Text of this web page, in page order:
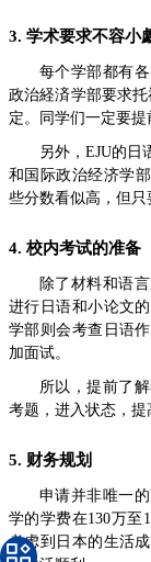
3. 学术要求不容小
每个学部都有
政治経済学部要求
定。同学们一定要提
另外，EJU的
和国际政治经济学
些分数看似高，但只
4. 校内考试的准备
除了材料和语
进行日语和小论文
学部则会考查日语
加面试。
所以，提前了
考题，进入状态，提
5. 财务规划
申请并非唯一
学的学费在130万至
考虑到日本的生活